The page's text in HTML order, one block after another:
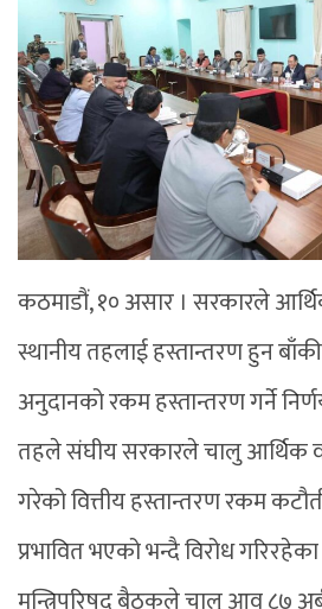
कठमाडौं, १० असार । सरकारले
स्थानीय तहलाई हस्तान्तरण हुन
अनुदानको रकम हस्तान्तरण गर्ने
तहले संघीय सरकारले चालु आर्थिक
गरेको वित्तीय हस्तान्तरण रकम
प्रभावित भएको भन्दै विरोध